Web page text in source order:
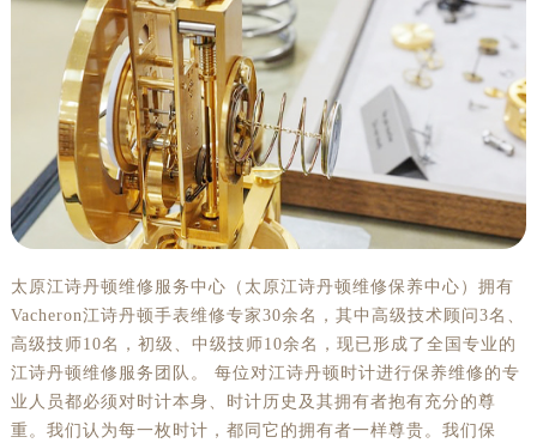
太原江诗丹顿维修服务中心（太原江诗丹顿维修保养中心）拥有
Vacheron江诗丹顿手表维修专家30余名，其中高级技术顾问3名、
高级技师10名，初级、中级技师10余名，现已形成了全国专业的
江诗丹顿维修服务团队。 每位对江诗丹顿时计进行保养维修的专
业人员都必须对时计本身、时计历史及其拥有者抱有充分的尊
重。我们认为每一枚时计，都同它的拥有者一样尊贵。我们保